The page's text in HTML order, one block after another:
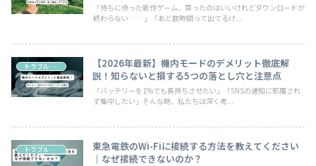
「待ちに待った新作ゲーム、買ったのはいいけれどダウンロードが
終わらない……」「あと数時間って出てるけ...
トラブル・お悩み
【2026年最新】機内モードのデメリット徹底解
説！知らないと損する5つの落とし穴と注意点
「バッテリーを1%でも長持ちさせたい」「SNSの通知に邪魔され
ず集中したい」そんな時、私たちは深く考...
トラブル・お悩み
東急電鉄のWi-Fiに接続する方法を教えてください
｜なぜ接続できないのか？